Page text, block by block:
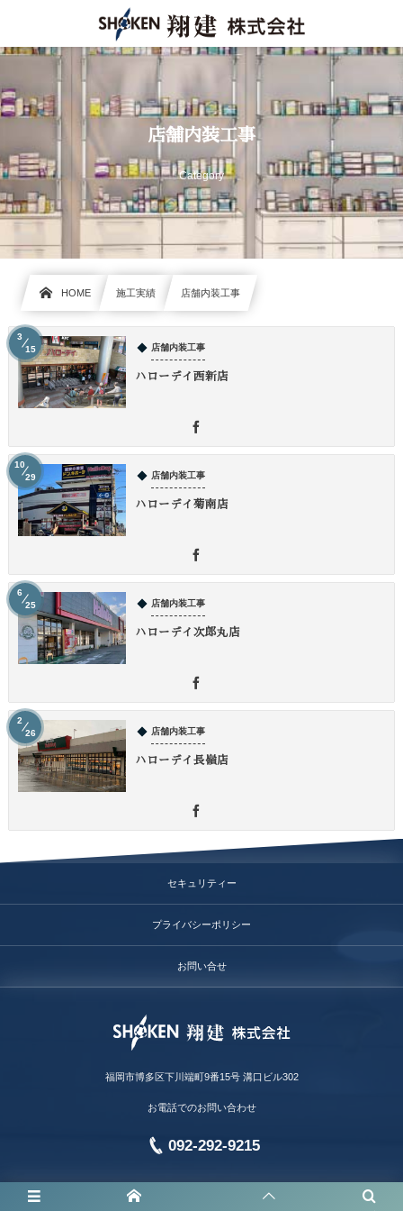
店舗内装工事
Category
HOME 施工実績 店舗内装工事
店舗内装工事
ハローデイ西新店
3
15
店舗内装工事
ハローデイ菊南店
10
29
店舗内装工事
ハローデイ次郎丸店
6
25
店舗内装工事
ハローデイ長嶺店
2
26
セキュリティー
プライバシーポリシー
お問い合せ
福岡市博多区下川端町9番15号 溝口ビル302
お電話でのお問い合わせ
092-292-9215